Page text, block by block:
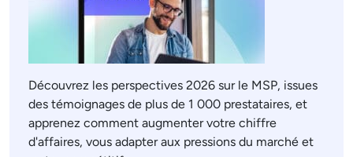
Découvrez les perspectives 2026 sur le MSP, issues
des témoignages de plus de 1 000 prestataires, et
apprenez comment augmenter votre chiffre
d'affaires, vous adapter aux pressions du marché et